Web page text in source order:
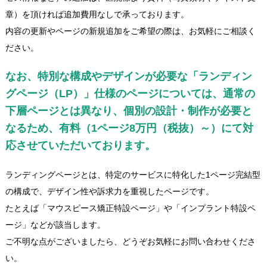
章）を頂ければ追加費用なしで承っております。
内容の更新やページの新規追加をご希望の際は、お気軽にご相談く
ださい。
なお、特別な構成やデザインが必要な「ランディン
グページ（LP）」仕様のページについては、通常の
下層ページとは異なり、個別の設計・制作が必要と
なるため、有料（1ページ8万円（税抜）～）にて対
応させていただいております。
ランディングページとは、特定のサービスに特化した1ページ完結型
の構成で、デザイン性や訴求力を重視したページです。
たとえば「マウスピース矯正特設ページ」や「インプラント特設ペ
ージ」などが該当します。
ご不明な点がございましたら、どうぞお気軽にお問い合わせくださ
い。